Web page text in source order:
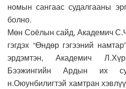
номын сангаас судалгааны
болно.
Мөн Соёлын сайд, Академич
гэгдэх “Өндөр гэгээний
эрдэмтэн, Академич
Бээжингийн Ардын их
н.Оюунбилигтэй хамтран